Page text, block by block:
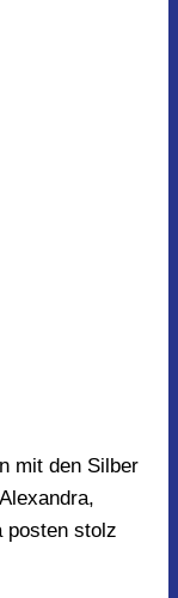
mit den Silber
posten stolz